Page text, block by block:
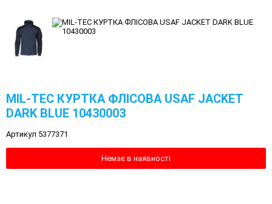
MIL-TEC КУРТКА ФЛІСОВА USAF JACKET
DARK BLUE 10430003
Артикул 5377371
Немає в наявності